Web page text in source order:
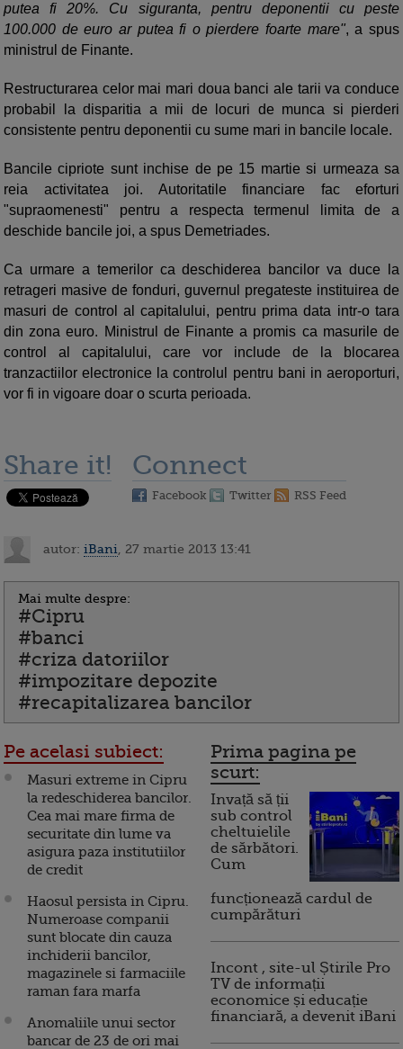
putea fi 20%. Cu siguranta, pentru deponentii cu peste
100.000 de euro ar putea fi o pierdere foarte mare", a spus
ministrul de Finante.
Restructurarea celor mai mari doua banci ale tarii va conduce
probabil la disparitia a mii de locuri de munca si pierderi
consistente pentru deponentii cu sume mari in bancile locale.
Bancile cipriote sunt inchise de pe 15 martie si urmeaza sa
reia activitatea joi. Autoritatile financiare fac eforturi
"supraomenesti" pentru a respecta termenul limita de a
deschide bancile joi, a spus Demetriades.
Ca urmare a temerilor ca deschiderea bancilor va duce la
retrageri masive de fonduri, guvernul pregateste instituirea de
masuri de control al capitalului, pentru prima data intr-o tara
din zona euro. Ministrul de Finante a promis ca masurile de
control al capitalului, care vor include de la blocarea
tranzactiilor electronice la controlul pentru bani in aeroporturi,
vor fi in vigoare doar o scurta perioada.
Share it! Connect
Facebook Twitter RSS Feed
autor: iBani , 27 martie 2013 13:41
Mai multe despre:
#Cipru
#banci
#criza datoriilor
#impozitare depozite
#recapitalizarea bancilor
Pe acelasi subiect:
Masuri extreme in Cipru
la redeschiderea bancilor.
Cea mai mare firma de
securitate din lume va
asigura paza institutiilor
de credit
Haosul persista in Cipru.
Numeroase companii
sunt blocate din cauza
inchiderii bancilor,
magazinele si farmaciile
raman fara marfa
Anomaliile unui sector
bancar de 23 de ori mai
Prima pagina pe
scurt:
Invață să ții
sub control
cheltuielile
de sărbători.
Cum
funcționează cardul de
cumpărături
Incont , site-ul Știrile Pro
TV de informații
economice și educație
financiară, a devenit iBani